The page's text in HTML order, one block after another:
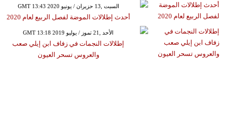
GMT 13:43 2020 السبت ,13 حزيران / يونيو
أحدث إطلالات الموضة لفصل الربيع لعام 2020
GMT 13:18 2019 الأحد ,21 تموز / يوليو
إطلالات النجمات في زفاف ابن إيلي صعب
والعروس تسحر العيون